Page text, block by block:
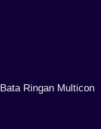
Bata Ringan Multicon